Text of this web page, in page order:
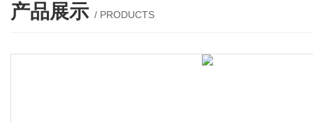
产品展示 / PRODUCTS